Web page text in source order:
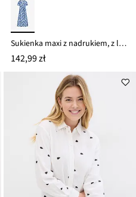
Sukienka maxi z nadrukiem, z lejącej wiskozy
142,99 zł